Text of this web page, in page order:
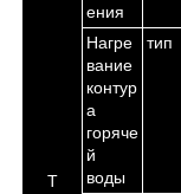
Т
ения
Нагре
вание
контур
а
горяче
й
воды
тип